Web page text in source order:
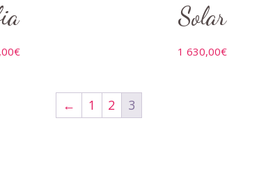
€
Solar
1 630,00€
← 1 2 3